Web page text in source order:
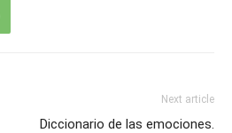
Next article
Diccionario de las emociones.